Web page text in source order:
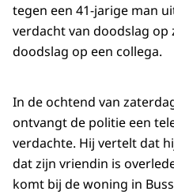
tegen een 41-jarige man
verdacht van doodslag
doodslag op een collega.
In de ochtend van
ontvangt de politie een
verdachte. Hij vertelt dat
dat zijn vriendin is
komt bij de woning in